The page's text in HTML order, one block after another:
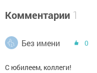
Комментарии 1
Без имени 0
С юбилеем, коллеги!